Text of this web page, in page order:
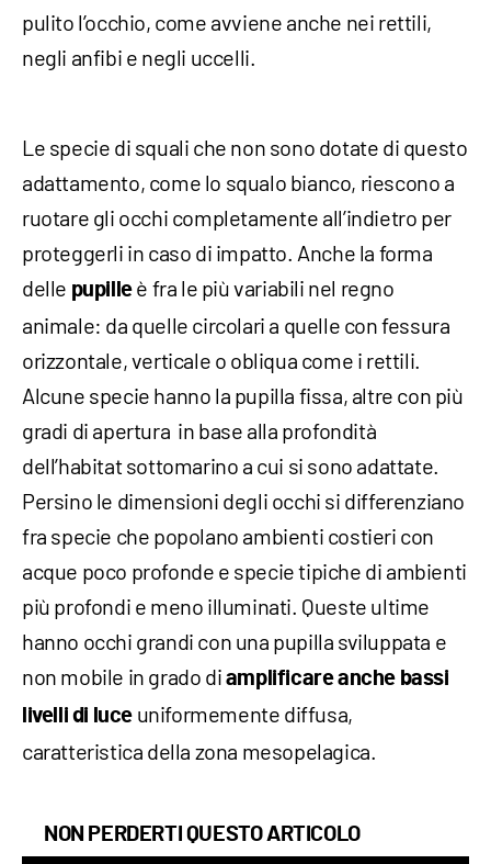
pulito l’occhio, come avviene anche nei rettili,
negli anfibi e negli uccelli.
Le specie di squali che non sono dotate di questo
adattamento, come lo squalo bianco, riescono a
ruotare gli occhi completamente all’indietro per
proteggerli in caso di impatto. Anche la forma
delle pupilleè fra le più variabili nel regno
animale: da quelle circolari a quelle con fessura
orizzontale, verticale o obliqua come i rettili.
Alcune specie hanno la pupilla fissa, altre con più
gradi di apertura in base alla profondità
dell’habitat sottomarino a cui si sono adattate.
Persino le dimensioni degli occhi si differenziano
fra specie che popolano ambienti costieri con
acque poco profonde e specie tipiche di ambienti
più profondi e meno illuminati. Queste ultime
hanno occhi grandi con una pupilla sviluppata e
non mobile in grado di amplificare anche bassi
livelli di luce uniformemente diffusa,
caratteristica della zona mesopelagica.
NON PERDERTI QUESTO ARTICOLO